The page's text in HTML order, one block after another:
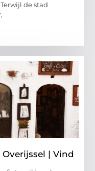
de stad
| Vind